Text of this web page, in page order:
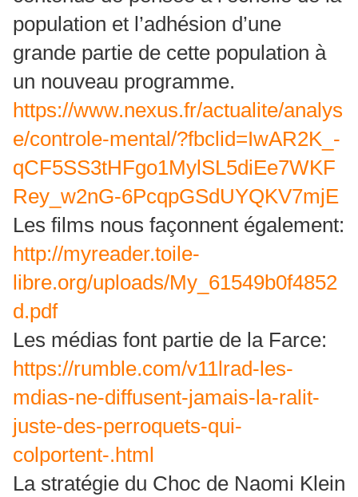
population et l’adhésion d’une
grande partie de cette population à
un nouveau programme.
https://www.nexus.fr/actualite/analys
e/controle-mental/?fbclid=IwAR2K_-
qCF5SS3tHFgo1MylSL5diEe7WKF
Rey_w2nG-6PcqpGSdUYQKV7mjE
Les films nous façonnent également:
http://myreader.toile-
libre.org/uploads/My_61549b0f4852
d.pdf
Les médias font partie de la Farce:
https://rumble.com/v11lrad-les-
mdias-ne-diffusent-jamais-la-ralit-
juste-des-perroquets-qui-
colportent-.html
La stratégie du Choc de Naomi Klein